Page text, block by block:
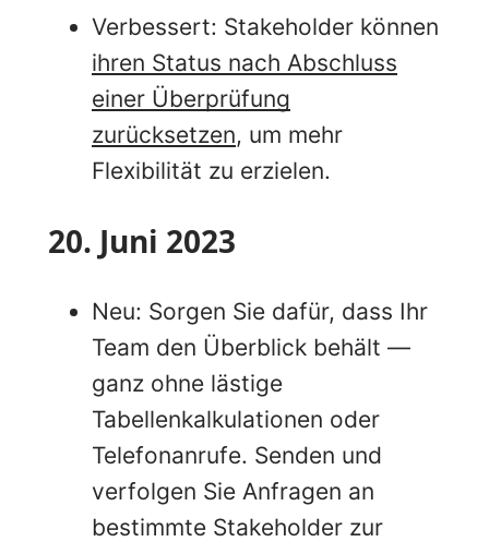
Verbessert: Stakeholder können
ihren Status nach Abschluss
einer Überprüfung
zurücksetzen, um mehr
Flexibilität zu erzielen.
20. Juni 2023
Neu: Sorgen Sie dafür, dass Ihr
Team den Überblick behält —
ganz ohne lästige
Tabellenkalkulationen oder
Telefonanrufe. Senden und
verfolgen Sie Anfragen an
bestimmte Stakeholder zur